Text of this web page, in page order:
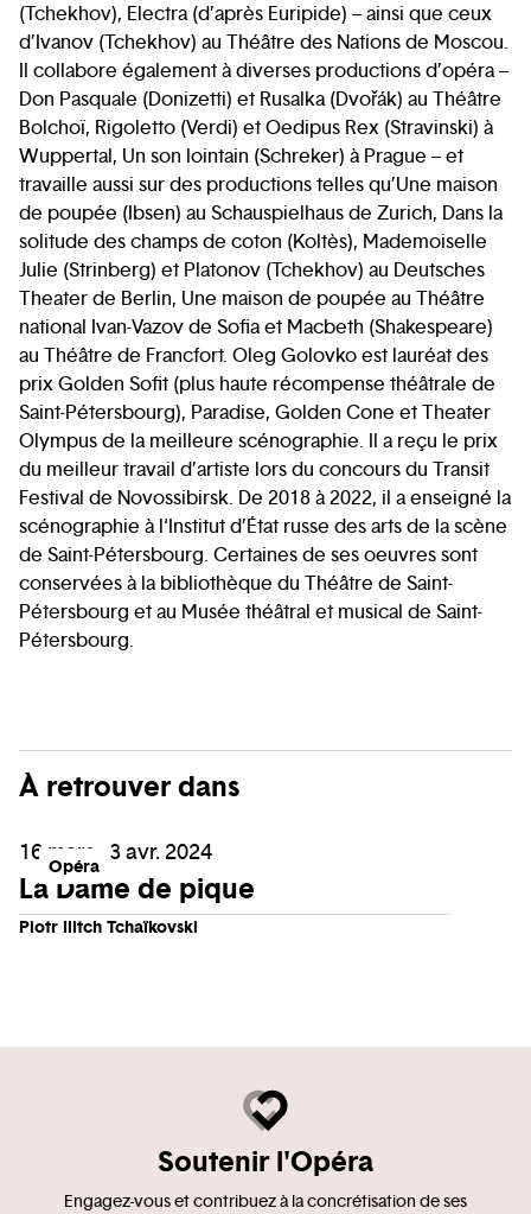
(Tchekhov), Electra (d’après Euripide) – ainsi que ceux
d’Ivanov (Tchekhov) au Théâtre des Nations de Moscou.
Il collabore également à diverses productions d’opéra –
Don Pasquale (Donizetti) et Rusalka (Dvořák) au Théâtre
Bolchoï, Rigoletto (Verdi) et Oedipus Rex (Stravinski) à
Wuppertal, Un son lointain (Schreker) à Prague – et
travaille aussi sur des productions telles qu’Une maison
de poupée (Ibsen) au Schauspielhaus de Zurich, Dans la
solitude des champs de coton (Koltès), Mademoiselle
Julie (Strinberg) et Platonov (Tchekhov) au Deutsches
Theater de Berlin, Une maison de poupée au Théâtre
national Ivan-Vazov de Sofia et Macbeth (Shakespeare)
au Théâtre de Francfort. Oleg Golovko est lauréat des
prix Golden Sofit (plus haute récompense théâtrale de
Saint-Pétersbourg), Paradise, Golden Cone et Theater
Olympus de la meilleure scénographie. Il a reçu le prix
du meilleur travail d’artiste lors du concours du Transit
Festival de Novossibirsk. De 2018 à 2022, il a enseigné la
scénographie à l‘Institut d’État russe des arts de la scène
de Saint-Pétersbourg. Certaines de ses oeuvres sont
conservées à la bibliothèque du Théâtre de Saint-
Pétersbourg et au Musée théâtral et musical de Saint-
Pétersbourg.
À retrouver dans
Opéra
16 mars - 3 avr. 2024
La Dame de pique
Piotr Ilitch Tchaïkovski
Soutenir l'Opéra
Engagez-vous et contribuez à la concrétisation de ses